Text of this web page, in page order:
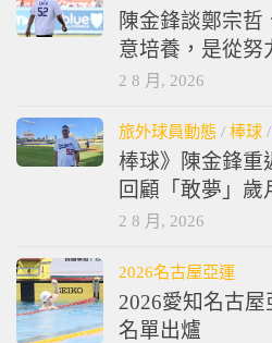
陳金鋒談鄭宗哲
意培養，是從努
2 8 月, 2026
旅外球員動態 / 棒球 /
棒球》陳金鋒
回顧「敢夢」歲
2 8 月, 2026
2026名古屋亞運
2026愛知名古
名單出爐